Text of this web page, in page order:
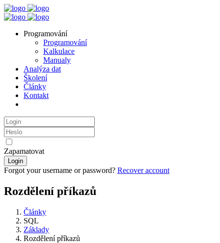
Programování
Programování
Kalkulace
Manualy
Analýza dat
Školení
Články
Kontakt
Zapamatovat
Login
Forgot your username or password? Recover account
Rozdělení příkazů
Články
SQL
Základy
Rozdělení příkazů